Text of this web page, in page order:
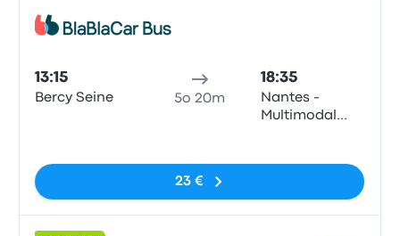
13:15
Bercy Seine 5o 20m
18:35
Nantes -
Multimodal
23 €